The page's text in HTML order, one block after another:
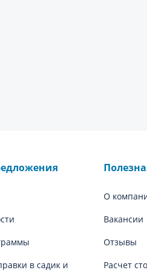
в садик и
О
Вакансии
Отзывы
Расчет